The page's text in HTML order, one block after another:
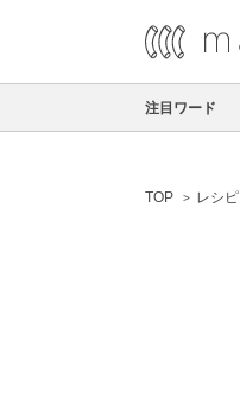
注目ワード
TOP レシピ